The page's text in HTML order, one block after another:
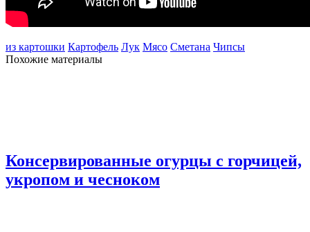
из картошки Картофель Лук Мясо Сметана Чипсы
Похожие материалы
Консервированные огурцы с горчицей,
укропом и чесноком